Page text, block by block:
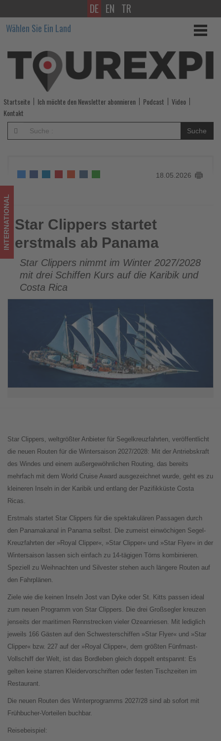
Star
Clippers
startet
erstmals
ab
Panama
was
im
Tourismus
los
ist!
DE EN TR
Wählen Sie Ein Land
Startseite Ich möchte den Newsletter abonnieren Podcast
Video
Kontakt
Suche
18.05.2026
Star Clippers startet erstmals ab Panama
INTERNATIONAL Star Clippers startet
erstmals ab Panama
Star Clippers nimmt im Winter 2027/2028
mit drei Schiffen Kurs auf die Karibik und
Costa Rica
Star Clippers, weltgrößter Anbieter für Segelkreuzfahrten, veröffentlicht
die neuen Routen für die Wintersaison 2027/2028: Mit der Antriebskraft
des Windes und einem außergewöhnlichen Routing, das bereits
mehrfach mit dem World Cruise Award ausgezeichnet wurde, geht es zu
kleineren Inseln in der Karibik und entlang der Pazifikküste Costa
Ricas.
Erstmals startet Star Clippers für die spektakulären Passagen durch
den Panamakanal in Panama selbst. Die zumeist einwöchigen Segel-
Kreuzfahrten der »Royal Clipper«, »Star Clipper« und »Star Flyer« in der
Wintersaison lassen sich einfach zu 14-tägigen Törns kombinieren.
Speziell zu Weihnachten und Silvester stehen auch längere Routen auf
den Fahrplänen.
Ziele wie die keinen Inseln Jost van Dyke oder St. Kitts passen ideal
zum neuen Programm von Star Clippers. Die drei Großsegler kreuzen
jenseits der maritimen Rennstrecken vieler Ozeanriesen. Mit lediglich
jeweils 166 Gästen auf den Schwesterschiffen »Star Flyer« und »Star
Clipper« bzw. 227 auf der »Royal Clipper«, dem größten Fünfmast-
Vollschiff der Welt, ist das Bordleben gleich doppelt entspannt: Es
gelten keine starren Kleidervorschriften oder festen Tischzeiten im
Restaurant.
Die neuen Routen des Winterprogramms 2027/28 sind ab sofort mit
Frühbucher-Vorteilen buchbar.
Reisebeispiel: